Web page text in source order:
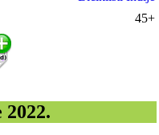
45+
2022.